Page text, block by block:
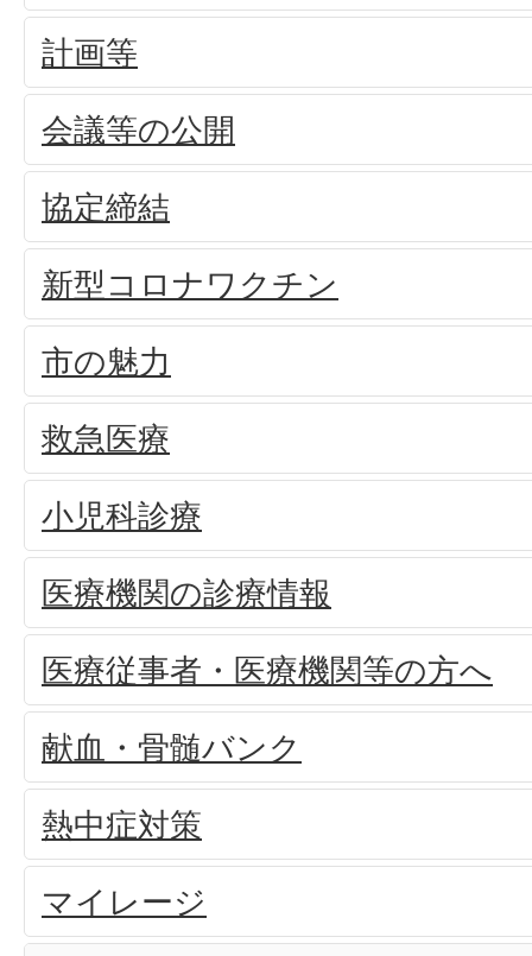
計画等
会議等の公開
協定締結
新型コロナワクチン
市の魅力
救急医療
小児科診療
医療機関の診療情報
医療従事者・医療機関等の方へ
献血・骨髄バンク
熱中症対策
マイレージ